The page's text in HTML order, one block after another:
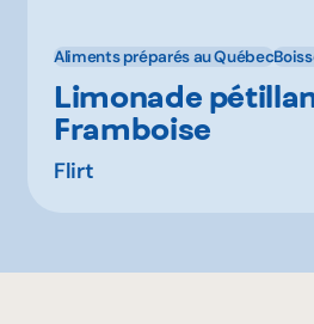
Aliments préparés au Québec
Limonade
Framboise
Flirt